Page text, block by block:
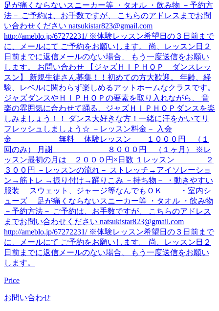
足が痛くならないスニーカー等 ・タオル ・飲み物 －予約方
法－ ご予約は、お手数ですが、 こちらのアドレスまでお問
い合わせください natsukistar823@gmail.com
http://ameblo.jp/67272231/ ※体験レッスン希望日の３日前まで
に、メールにて ご予約をお願いします。 尚、レッスン日２
日前までに返信メールのない場合、 もう一度送信をお願い
します。 お問い合わせ 【ジャズＨＩＰＨＯＰ ダンスレッ
スン】 新規生徒さん募集！！初めての方大歓迎。 年齢、経
験、レベルに関わらず楽しめるアットホームなクラスです。
ジャズダンスやＨＩＰＨＯＰの要素を取り入れながら、 音
楽の雰囲気に合わせて踊る、ジャズＨＩＰＨＯＰダンスを楽
しみましょう！！ ダンス大好きな方！一緒に汗をかいてリ
フレッシュしましょう☆ －レッスン料金－ 入会
金 無料 体験レッスン １０００円 （１
回のみ） 月謝 ８０００円 （１ヶ月） ※レ
ッスン最初の月は ２０００円×日数 １レッスン ２
３００円 －レッスンの流れ－ ストレッチ→アイソレーショ
ン→筋トレ →振り付け→踊りこみ －持ち物－ ・動きやすい
服装 スウェット、ジャージ等なんでもＯＫ ・室内シ
ューズ 足が痛くならないスニーカー等 ・タオル ・飲み物
－予約方法－ ご予約は、お手数ですが、 こちらのアドレス
までお問い合わせください natsukistar823@gmail.com
http://ameblo.jp/67272231/ ※体験レッスン希望日の３日前まで
に、メールにて ご予約をお願いします。 尚、レッスン日２
日前までに返信メールのない場合、 もう一度送信をお願い
します。
Price
お問い合わせ